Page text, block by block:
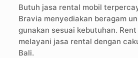
Butuh jasa rental mobil
Bravia menyediakan beragam
gunakan sesuai kebutuhan.
melayani jasa rental dengan
Bali.